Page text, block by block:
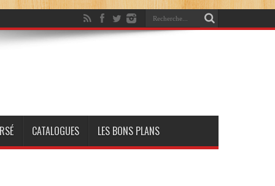
CATALOGUES LES BONS PLANS